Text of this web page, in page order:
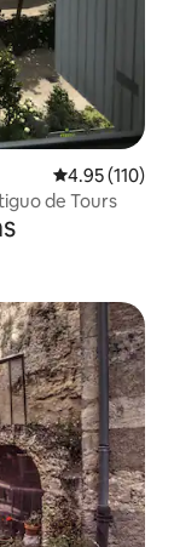
Calificación
4.95 (110)
de Tours